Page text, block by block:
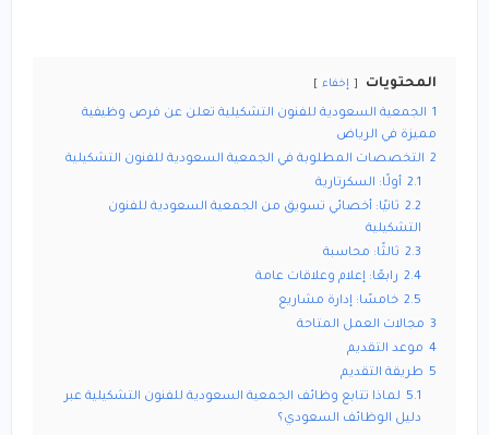
المحتويات إخفاء
1 الجمعية السعودية للفنون التشكيلية تعلن عن فرص وظيفية
مميزة في الرياض
2 التخصصات المطلوبة في الجمعية السعودية للفنون التشكيلية
2.1 أولًا: السكرتارية
2.2 ثانيًا: أخصائي تسويق من الجمعية السعودية للفنون
التشكيلية
2.3 ثالثًا: محاسبة
2.4 رابعًا: إعلام وعلاقات عامة
2.5 خامسًا: إدارة مشاريع
3 مجالات العمل المتاحة
4 موعد التقديم
5 طريقة التقديم
5.1 لماذا تتابع وظائف الجمعية السعودية للفنون التشكيلية عبر
دليل الوظائف السعودي؟